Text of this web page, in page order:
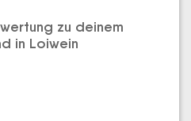
zu deinem
in Loiwein